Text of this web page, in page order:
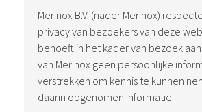
Merinox B.V. (nader Merinox)
privacy van bezoekers van deze
behoeft in het kader van bezoek
van Merinox geen persoonlijke
verstrekken om kennis te kunnen
daarin opgenomen informatie.